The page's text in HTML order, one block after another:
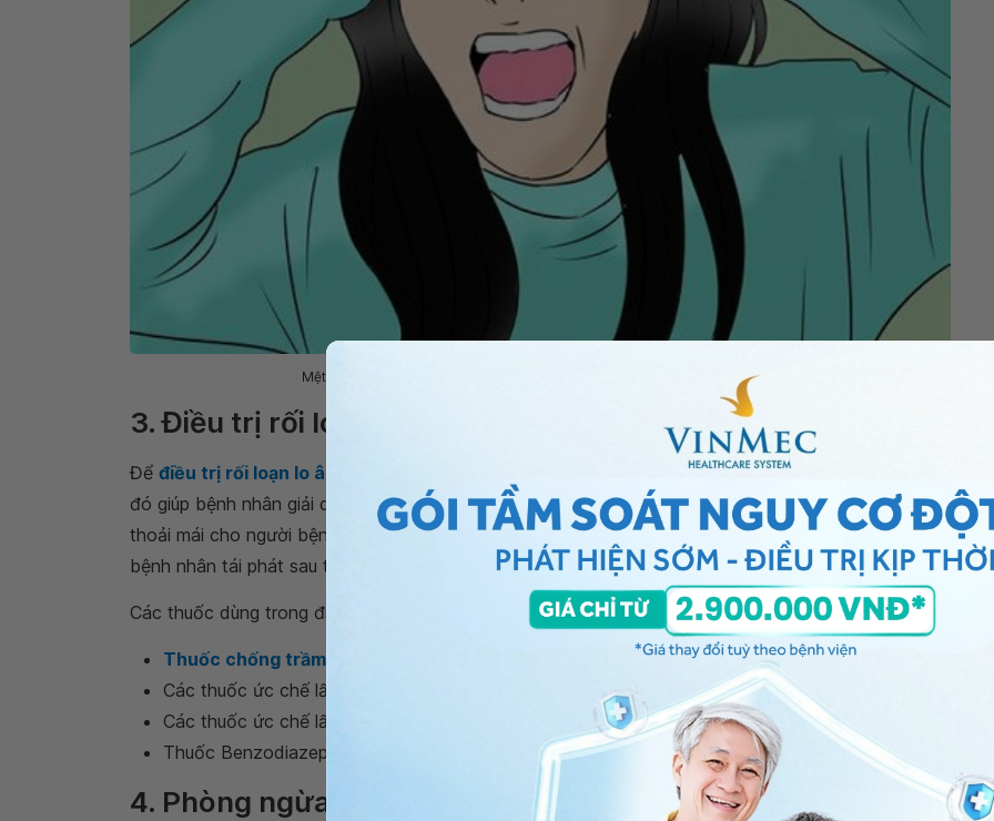
Mệt mỏi, bực dọc, kích thích,... là dấu hiệu biểu hiện của bệnh lý về tâm thần
3. Điều trị rối loạn lo âu lan tỏa như thế nào?
Để điều trị rối loạn lo âu lan tỏa
cần kết hợp giữa điều trị bằng thuốc và phương pháp tâm lý, từ
đó giúp bệnh nhân giải quyết các lệch lạc về nhận thức nhằm cải thiện triệu chứng cơ thể, tạo sự
thoải mái cho người bệnh. Thời gian điều trị thường phải kéo dài từ 6-12 tháng. Có khoảng 25%
bệnh nhân tái phát sau tháng đầu ngưng điều trị, 50-60% bệnh nhân tái phát trong năm tiếp theo.
Các thuốc dùng trong điều trị lan tỏa gồm:
Thuốc chống trầm cảm 3 vòng
: nortriptyline, imipramine, amitriptyline
Các thuốc ức chế lấy vào lại serotonin chọn lọc – SSRI: fluoxetine , paroxetin
Các thuốc ức chế lấy vào lại serotonin và norepinephrin SNRI: Venlafaxin, duloxetine
Thuốc Benzodiazepin
4. Phòng ngừa rối loạn lo âu lan tỏa